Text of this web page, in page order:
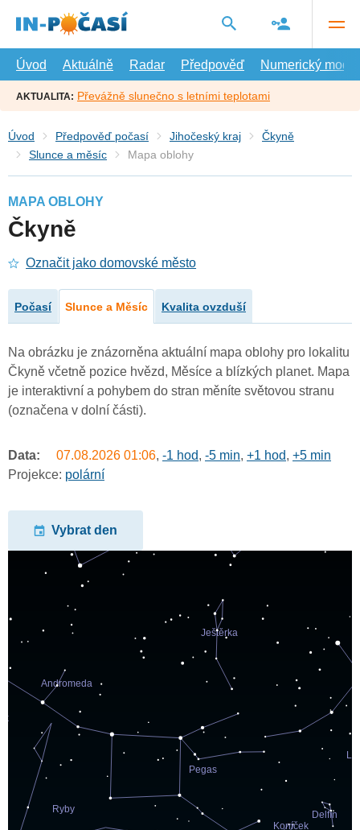
hlavní
Úvod
Aktuálně Radar Předpověď Numerický model
AKTUALITA: Převážně slunečno s letními teplotami
Úvod Předpověď počasí Jihočeský kraj
Čkyně
Slunce a měsíc
Mapa oblohy
MAPA OBLOHY
Čkyně
Označit jako domovské město
Počasí Slunce a Měsíc Kvalita ovzduší
Na obrázku je znázorněna aktuální mapa oblohy pro lokalitu
Čkyně včetně pozice hvězd, Měsíce a blízkých planet. Mapa
je interaktivní a pohybem do stran měníte světovou stranu
(označena v dolní části).
Data: 07.08.2026 01:06, -1 hod, -5 min, +1 hod, +5 min
Projekce: polární
Vybrat den
undefined